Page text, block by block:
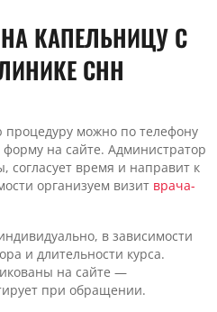
КАПЕЛЬНИЦУ С
CHH
можно по телефону
на сайте. Администратор
согласует время и направит к
организуем визит врача-
в зависимости
и длительности курса.
на сайте —
при обращении.